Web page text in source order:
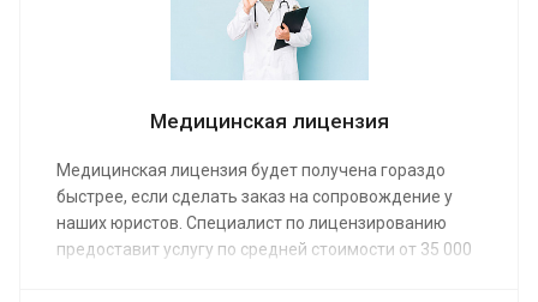
Медицинская лицензия
Медицинская лицензия будет получена гораздо
быстрее, если сделать заказ на сопровождение у
наших юристов. Специалист по лицензированию
предоставит услугу по средней стоимости от 35 000